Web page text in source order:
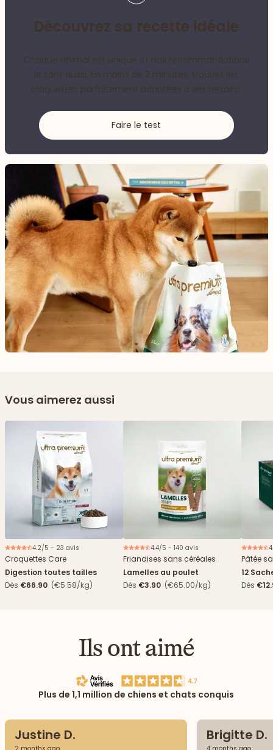
Découvrez sa recette idéale
Chaque animal est unique et nos recommandations
le sont aussi. En moins de 2 minutes, trouvez les
croquettes parfaitement adaptées à ses besoins.
Faire le test
Vous aimerez aussi
4.2/5 - 23 avis
Croquettes Care
Digestion toutes tailles
Dès €66.90 (€5.58/kg)
4.4/5 - 140 avis
Friandises sans céréales
Lamelles au poulet
Dès €3.90 (€65.00/kg)
Pâtée
12
Dès
Ils ont aimé
Plus de 1,1 million de chiens et chats conquis
Justine D. Brigitte D.